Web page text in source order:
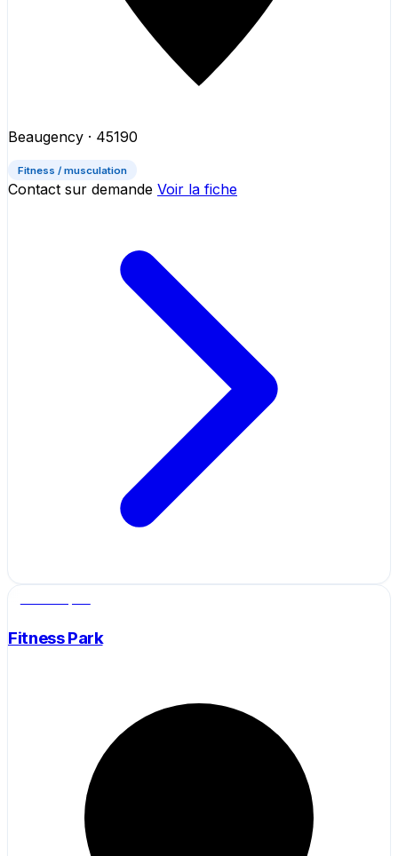
Beaugency · 45190
Fitness / musculation
Contact sur demande Voir la fiche
Fitness Park